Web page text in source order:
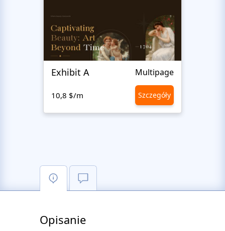
Exhibit A Multipage
10,8 $/m Szczegóły
Opisanie